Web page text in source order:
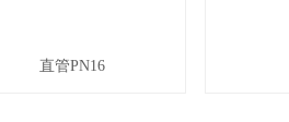
直管PN16